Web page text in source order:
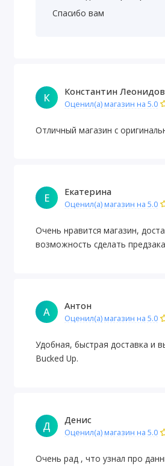
Спасибо вам
К Константин
Оценил(а) магазин на 5.0
Отличный магазин с
Е Екатерина
Оценил(а) магазин на 5.0
Очень нравится магазин,
возможность сделать
А Антон
Оценил(а) магазин на 5.0
Удобная, быстрая доставка и
Bucked Up.
Д Денис
Оценил(а) магазин на 5.0
Очень рад , что узнал про